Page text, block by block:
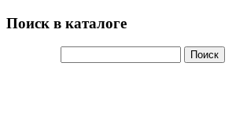
Поиск в каталоге